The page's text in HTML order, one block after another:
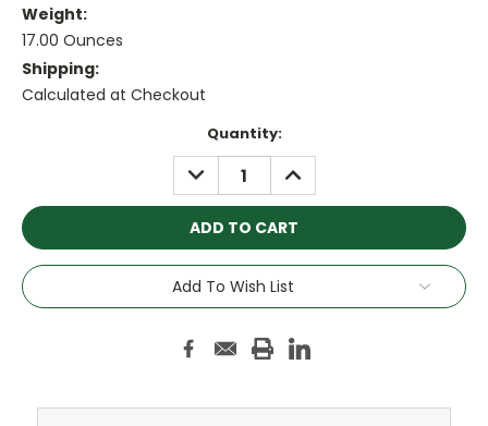
Weight:
17.00 Ounces
Shipping:
Calculated at Checkout
Quantity:
DECREASE
QUANTITY:
INCREASE
QUANTITY:
Add To Wish List